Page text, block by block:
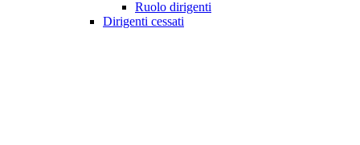
Ruolo dirigenti
Dirigenti cessati